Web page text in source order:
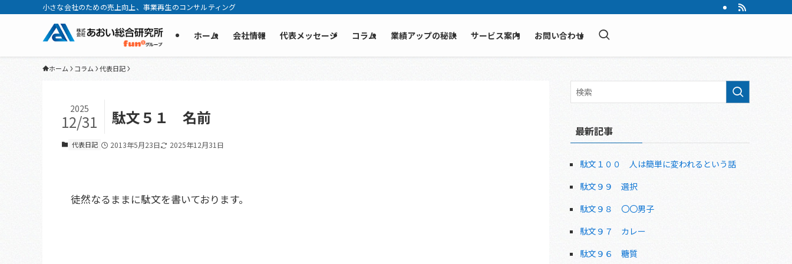
小さな会社のための売上向上、事業再生のコンサルティング
ホーム 会社情報 代表メッセージ コラム 業績アップの秘訣 サービス案内 お問い合わせ
ホーム コラム 代表日記
駄文５１ 名前
2025
12/31
代表日記 2013年5月23日 2025年12月31日
徒然なるままに駄文を書いております。
最新記事
駄文１００ 人は簡単に変われるという話
駄文９９ 選択
駄文９８ 〇〇男子
駄文９７ カレー
駄文９６ 糖質